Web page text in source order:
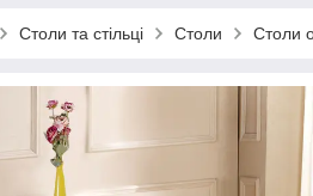
Столи та стільці Столи Столи